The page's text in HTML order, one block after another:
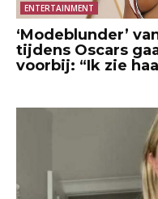
ENTERTAINMENT
‘Modeblunder’
tijdens Oscars
voorbij: “Ik zie